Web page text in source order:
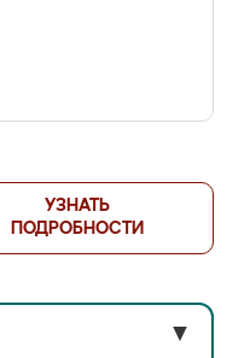
УЗНАТЬ
ПОДРОБНОСТИ
▼